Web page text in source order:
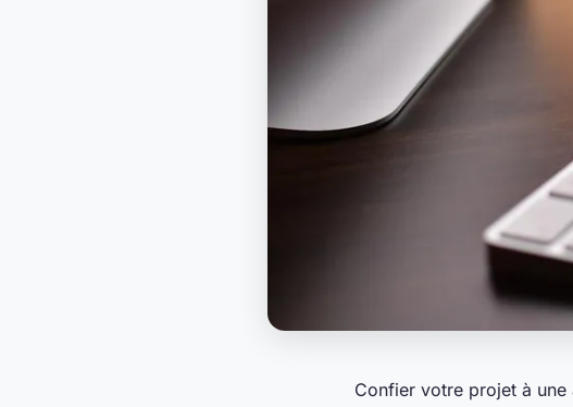
Confier votre projet à une